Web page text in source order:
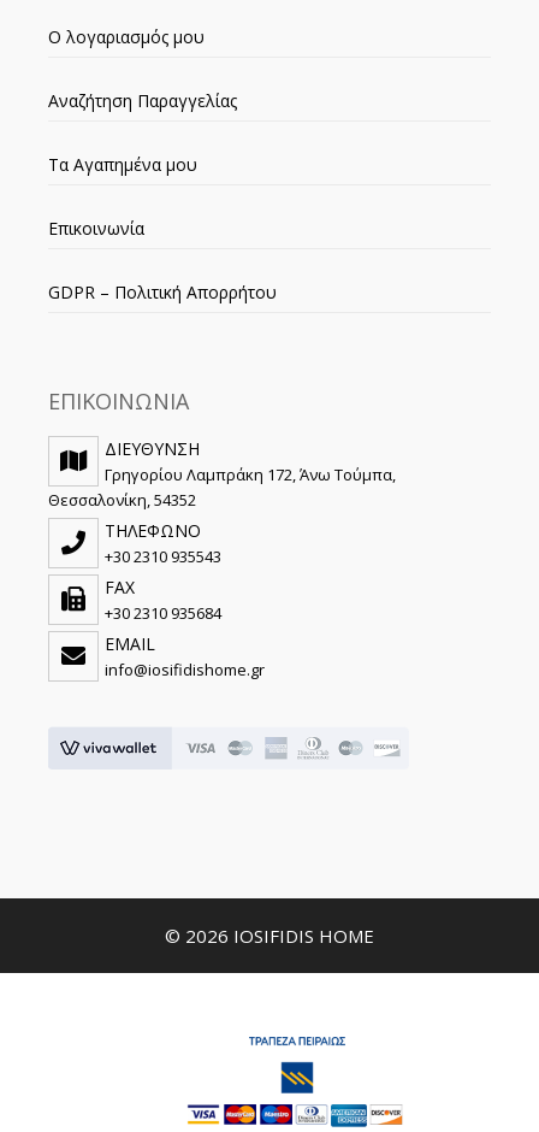
Ο λογαριασμός μου
Αναζήτηση Παραγγελίας
Τα Αγαπημένα μου
Επικοινωνία
GDPR – Πολιτική Απορρήτου
ΕΠΙΚΟΙΝΩΝΙΑ
ΔΙΕΥΘΥΝΣΗ
Γρηγορίου Λαμπράκη 172, Άνω Τούμπα,
Θεσσαλονίκη, 54352
ΤΗΛΕΦΩΝΟ
+30 2310 935543
FAX
+30 2310 935684
EMAIL
info@iosifidishome.gr
© 2026 IOSIFIDIS HOME